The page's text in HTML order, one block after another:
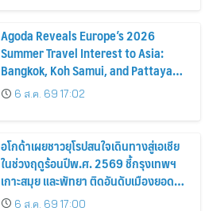
Agoda Reveals Europe’s 2026
Summer Travel Interest to Asia:
Bangkok, Koh Samui, and Pattaya
Among the Top Cities
6 ส.ค. 69 17:02
อโกด้าเผยชาวยุโรปสนใจเดินทางสู่เอเชีย
ในช่วงฤดูร้อนปีพ.ศ. 2569 ชี้กรุงเทพฯ
เกาะสมุย และพัทยา ติดอันดับเมืองยอด
นิยม6 ส.ค. 69 17:00